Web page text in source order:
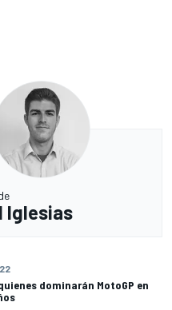
Iglesias
dominarán MotoGP en